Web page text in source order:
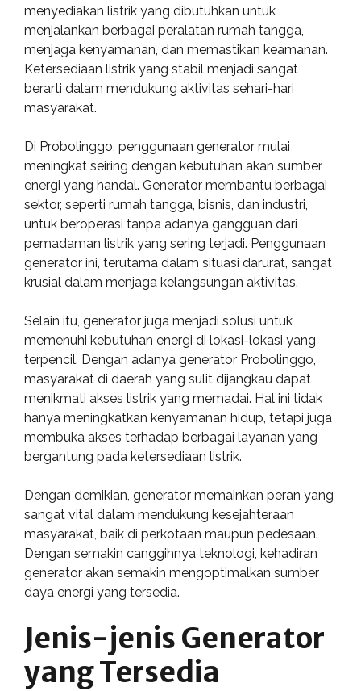
menyediakan listrik yang dibutuhkan untuk
menjalankan berbagai peralatan rumah tangga,
menjaga kenyamanan, dan memastikan keamanan.
Ketersediaan listrik yang stabil menjadi sangat
berarti dalam mendukung aktivitas sehari-hari
masyarakat.
Di Probolinggo, penggunaan generator mulai
meningkat seiring dengan kebutuhan akan sumber
energi yang handal. Generator membantu berbagai
sektor, seperti rumah tangga, bisnis, dan industri,
untuk beroperasi tanpa adanya gangguan dari
pemadaman listrik yang sering terjadi. Penggunaan
generator ini, terutama dalam situasi darurat, sangat
krusial dalam menjaga kelangsungan aktivitas.
Selain itu, generator juga menjadi solusi untuk
memenuhi kebutuhan energi di lokasi-lokasi yang
terpencil. Dengan adanya generator Probolinggo,
masyarakat di daerah yang sulit dijangkau dapat
menikmati akses listrik yang memadai. Hal ini tidak
hanya meningkatkan kenyamanan hidup, tetapi juga
membuka akses terhadap berbagai layanan yang
bergantung pada ketersediaan listrik.
Dengan demikian, generator memainkan peran yang
sangat vital dalam mendukung kesejahteraan
masyarakat, baik di perkotaan maupun pedesaan.
Dengan semakin canggihnya teknologi, kehadiran
generator akan semakin mengoptimalkan sumber
daya energi yang tersedia.
Jenis-jenis Generator
yang Tersedia